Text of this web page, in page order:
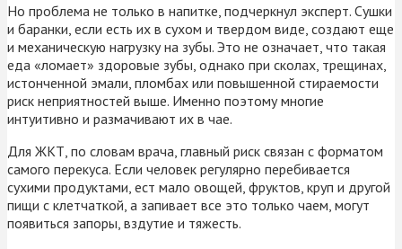
Но проблема не только в напитке, подчеркнул эксперт. Сушки
и баранки, если есть их в сухом и твердом виде, создают еще
и механическую нагрузку на зубы. Это не означает, что такая
еда «ломает» здоровые зубы, однако при сколах, трещинах,
истонченной эмали, пломбах или повышенной стираемости
риск неприятностей выше. Именно поэтому многие
интуитивно и размачивают их в чае.
Для ЖКТ, по словам врача, главный риск связан с форматом
самого перекуса. Если человек регулярно перебивается
сухими продуктами, ест мало овощей, фруктов, круп и другой
пищи с клетчаткой, а запивает все это только чаем, могут
появиться запоры, вздутие и тяжесть.